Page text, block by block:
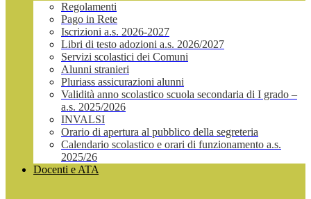
Regolamenti
Pago in Rete
Iscrizioni a.s. 2026-2027
Libri di testo adozioni a.s. 2026/2027
Servizi scolastici dei Comuni
Alunni stranieri
Pluriass assicurazioni alunni
Validità anno scolastico scuola secondaria di I grado –
a.s. 2025/2026
INVALSI
Orario di apertura al pubblico della segreteria
Calendario scolastico e orari di funzionamento a.s.
2025/26
Docenti e ATA